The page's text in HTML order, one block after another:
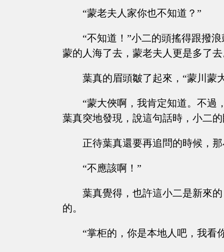
“蒙老夫人家你也不知道？”
“不知道！”小二的頭搖得跟撥
蒙的人海了去，蒙老夫人更是多了去
葉真的眉頭皺了起來，“蒙川蒙
“蒙大俠啊，我肯定知道。不過
葉真突地發現，說這句話時，小二
正待葉真還要再追問的時候，
“不應該啊！”
葉真覺得，也許這小二是新來
的。
“掌柜的，你是本地人吧，我看